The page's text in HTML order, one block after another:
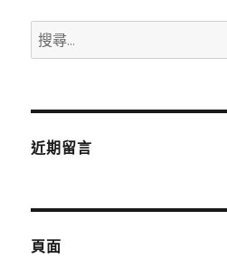
搜
尋
鍵
近期留言
頁面